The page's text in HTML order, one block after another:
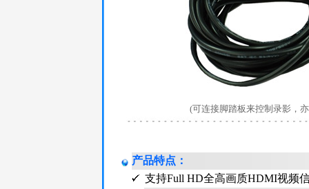
(可连接脚踏板来控制录影，
产品特点 ：
支持Full HD全高画质HDMI视频